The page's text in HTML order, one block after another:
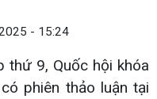
- 15:24
thứ 9, Quốc hội khóa
phiên thảo luận tại